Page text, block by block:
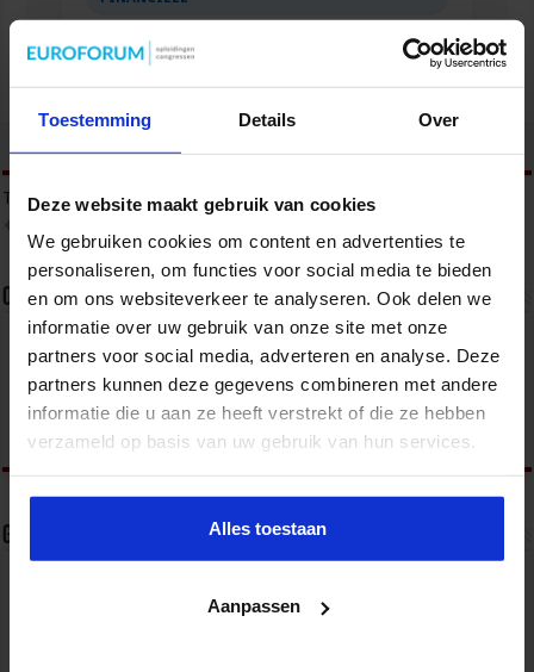
Toestemming Details Over
Deze website maakt gebruik van cookies
We gebruiken cookies om content en advertenties te
personaliseren, om functies voor social media te bieden
en om ons websiteverkeer te analyseren. Ook delen we
informatie over uw gebruik van onze site met onze
partners voor social media, adverteren en analyse. Deze
partners kunnen deze gegevens combineren met andere
informatie die u aan ze heeft verstrekt of die ze hebben
verzameld op basis van uw gebruik van hun services.
Alles toestaan
Aanpassen
Tags AUDIT CONTROL
FINANCE
Over sbo
Het Studiecentrum voor Bedrijf en Overheid (SBO)
organiseert jaarlijks zo’n 200 opleidingen en
congressen over o.a. onderwijs, veiligheid, milieu
& RO, zorg, bouw & infra en overheid.
Gerelateerde Artikelen